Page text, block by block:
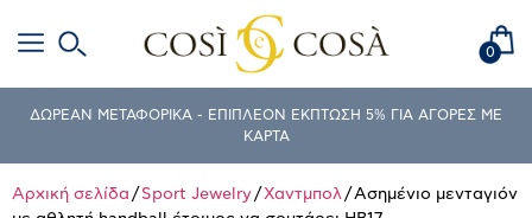
0
ΔΩΡΕΑΝ ΜΕΤΑΦΟΡΙΚΑ - ΕΠΙΠΛΕΟΝ ΕΚΠΤΩΣΗ 5% ΓΙΑ ΑΓΟΡΕΣ ΜΕ
ΚΑΡΤΑ
Αρχική σελίδα / Sport Jewelry/Χαντμπολ/ Ασημένιο μενταγιόν